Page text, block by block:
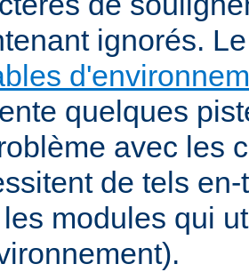
ignorés.
quelques
avec les
de tels
modules qui